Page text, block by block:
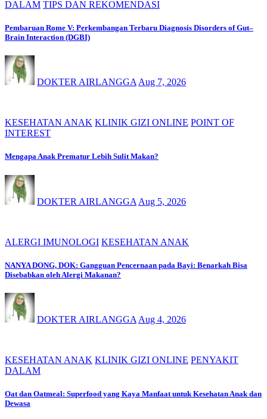
DALAM TIPS DAN REKOMENDASI
Pembaruan Rome V: Perkembangan Terbaru Diagnosis Disorders of Gut–
Brain Interaction (DGBI)
DOKTER AIRLANGGA Aug 7, 2026
KESEHATAN ANAK KLINIK GIZI ONLINE POINT OF
INTEREST
Mengapa Anak Prematur Lebih Sulit Makan?
DOKTER AIRLANGGA Aug 5, 2026
ALERGI IMUNOLOGI KESEHATAN ANAK
NANYA DONG, DOK: Gangguan Pencernaan pada Bayi: Benarkah Bisa
Disebabkan oleh Alergi Makanan?
DOKTER AIRLANGGA Aug 4, 2026
KESEHATAN ANAK KLINIK GIZI ONLINE PENYAKIT
DALAM
Oat dan Oatmeal: Superfood yang Kaya Manfaat untuk Kesehatan Anak dan
Dewasa